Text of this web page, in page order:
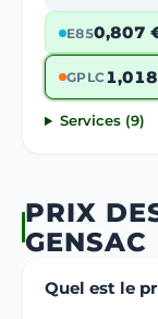
E850,807
GPLC
Services (9)
PRIX
GENSAC
Quel est le